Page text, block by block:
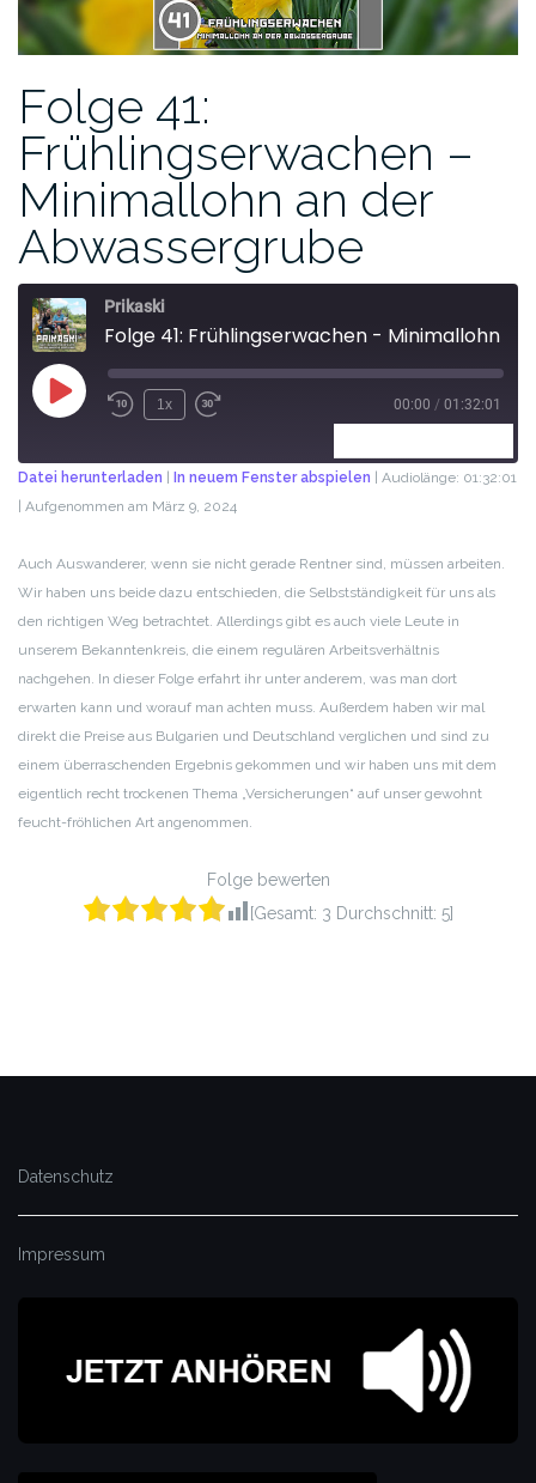
Folge 41:
Frühlingserwachen –
Minimallohn an der
Abwassergrube
Prikaski
1x 00:00 / 01:32:01
TEILEN
LINK
EMBED
Datei herunterladen In neuem Fenster abspielen
Audiolänge: 01:32:01
Aufgenommen am März 9, 2024
Auch Auswanderer, wenn sie nicht gerade Rentner sind, müssen arbeiten.
Wir haben uns beide dazu entschieden, die Selbstständigkeit für uns als
den richtigen Weg betrachtet. Allerdings gibt es auch viele Leute in
unserem Bekanntenkreis, die einem regulären Arbeitsverhältnis
nachgehen. In dieser Folge erfahrt ihr unter anderem, was man dort
erwarten kann und worauf man achten muss. Außerdem haben wir mal
direkt die Preise aus Bulgarien und Deutschland verglichen und sind zu
einem überraschenden Ergebnis gekommen und wir haben uns mit dem
eigentlich recht trockenen Thema „Versicherungen“ auf unser gewohnt
feucht-fröhlichen Art angenommen.
Folge bewerten
[Gesamt: 3 Durchschnitt: 5]
Datenschutz
Impressum